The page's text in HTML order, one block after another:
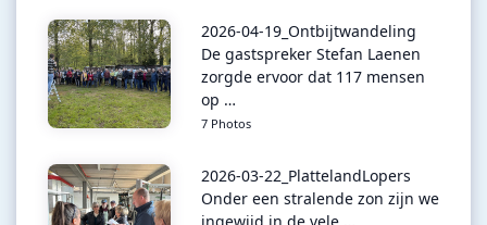
2026-04-19_Ontbijtwandeling
De gastspreker Stefan Laenen
zorgde ervoor dat 117 mensen
op …
7 Photos
2026-03-22_PlattelandLopers
Onder een stralende zon zijn we